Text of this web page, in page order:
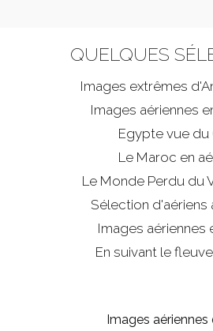
QUELQUES
Images extrêmes d'
Images aériennes
Egypte vue du
Le Maroc en
Le Monde Perdu du
Sélection d'aériens
Images aériennes
En suivant le
Images aériennes